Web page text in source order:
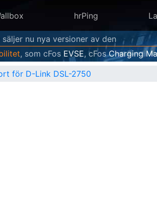
hrPing
nu nya versioner av den
, som cFos EVSE, cFosCharging
för D-Link DSL-2750